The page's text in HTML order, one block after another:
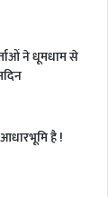
ने धूमधाम से
है !